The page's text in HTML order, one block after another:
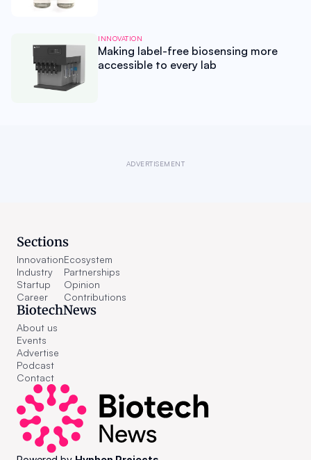
INNOVATION
Making label-free biosensing more
accessible to every lab
ADVERTISEMENT
Sections
Innovation
Industry
Startup
Career
Ecosystem
Partnerships
Opinion
Contributions
BiotechNews
About us
Events
Advertise
Podcast
Contact